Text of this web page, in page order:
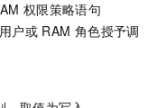
权限策略语句
用户或 RAM 角色授予调